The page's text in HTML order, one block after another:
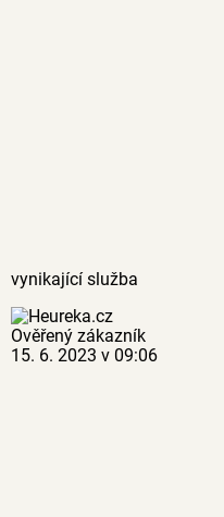
vynikající služba
Ověřený zákazník
15. 6. 2023 v 09:06